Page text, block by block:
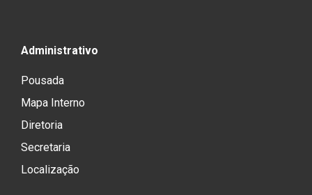
Administrativo
Pousada
Mapa Interno
Diretoria
Secretaria
Localização